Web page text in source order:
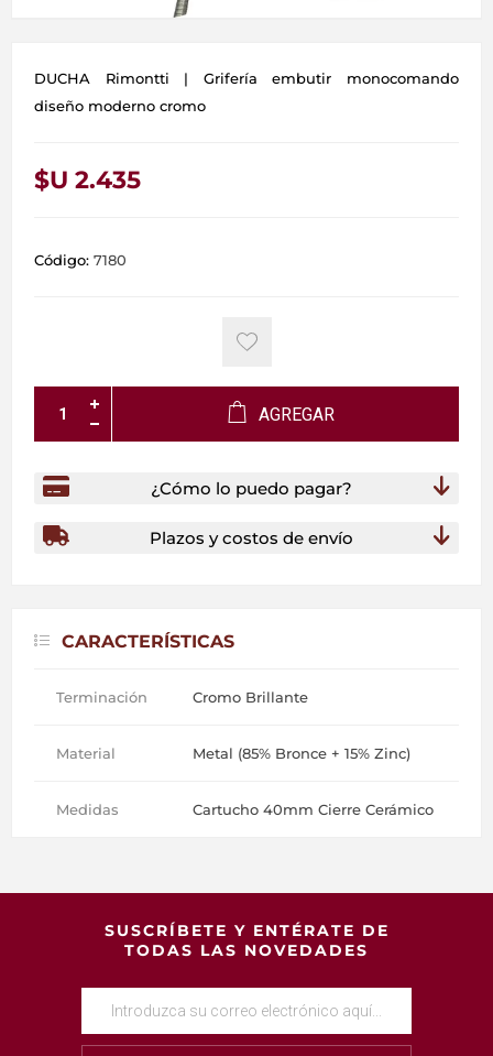
DUCHA Rimontti | Grifería embutir monocomando
diseño moderno cromo
$U 2.435
Código: 7180
AGREGAR
¿Cómo lo puedo pagar?
Plazos y costos de envío
CARACTERÍSTICAS
Terminación Cromo Brillante
Material Metal (85% Bronce + 15% Zinc)
Medidas Cartucho 40mm Cierre Cerámico
SUSCRÍBETE Y ENTÉRATE DE
TODAS LAS NOVEDADES